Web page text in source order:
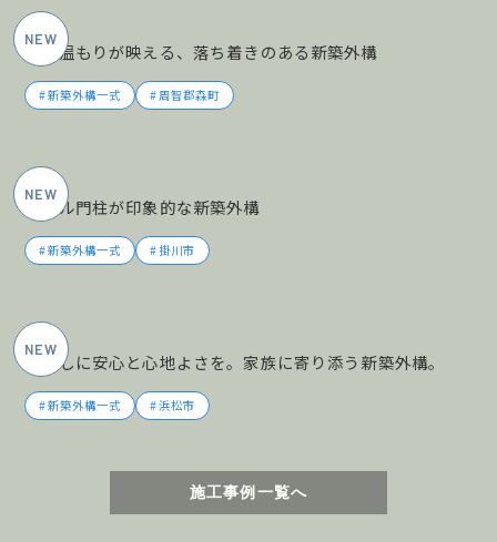
木の温もりが映える、落ち着きのある新築外構
新築外構一式 周智郡森町
タイル門柱が印象的な新築外構
新築外構一式 掛川市
暮らしに安心と心地よさを。家族に寄り添う新築外構。
新築外構一式 浜松市
施工事例一覧へ